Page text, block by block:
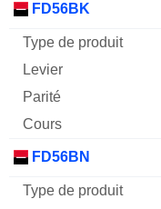
FD56BK
FD56BN